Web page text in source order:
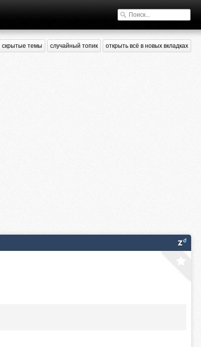
скрытые темы случайный топик открыть всё в новых вкладках